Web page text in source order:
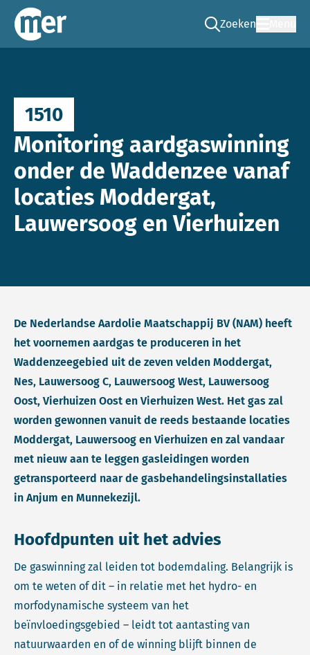
Commissie mer
Zoeken
Ga naar de zoek
1510
Monitoring aardgaswinning
onder de Waddenzee vanaf
locaties Moddergat,
Lauwersoog en Vierhuizen
De Nederlandse Aardolie Maatschappij BV (NAM) heeft
het voornemen aardgas te produceren in het
Waddenzeegebied uit de zeven velden Moddergat,
Nes, Lauwersoog C, Lauwersoog West, Lauwersoog
Oost, Vierhuizen Oost en Vierhuizen West. Het gas zal
worden gewonnen vanuit de reeds bestaande locaties
Moddergat, Lauwersoog en Vierhuizen en zal vandaar
met nieuw aan te leggen gasleidingen worden
getransporteerd naar de gasbehandelingsinstallaties
in Anjum en Munnekezijl.
Hoofdpunten uit het advies
De gaswinning zal leiden tot bodemdaling. Belangrijk is
om te weten of dit – in relatie met het hydro- en
morfodynamische systeem van het
beïnvloedingsgebied – leidt tot aantasting van
natuurwaarden en of de winning blijft binnen de